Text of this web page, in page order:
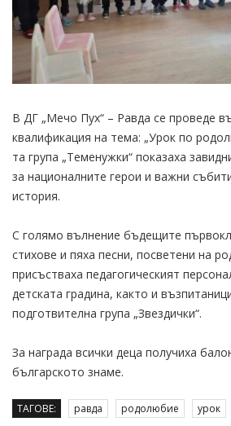
В ДГ „Мечо Пух“ – Равда се проведе
квалификация на тема: „Урок по
та група „Теменужки“ показаха
за националните герои и важни
история.
С голямо вълнение бъдещите
стихове и пяха песни, посветени на
присъстваха педагогическият
детската градина, както и
подготвителна група „Звездички“.
За награда всички деца получиха
българското знаме.
ТАГОВЕ: равда родолюбие урок